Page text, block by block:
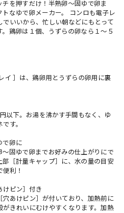
を押すだけ！半熟卵〜固ゆで卵ま
なゆで卵メーカー。 コンロも電子レ
でいいから、忙しい朝などにもとって
鶏卵は１個、うずらの卵なら１〜５
イ ］は、鶏卵用とうずらの卵用に裏
以下。お湯を沸かす手間もなく、ゆ
す。
で卵に
固ゆで卵までお好みの仕上がりにで
［計量キャップ］に、水の量の目安
利！
ピン］付き
穴あけピン］が付いており、加熱前に
きれいにむけやすくなります。加熱